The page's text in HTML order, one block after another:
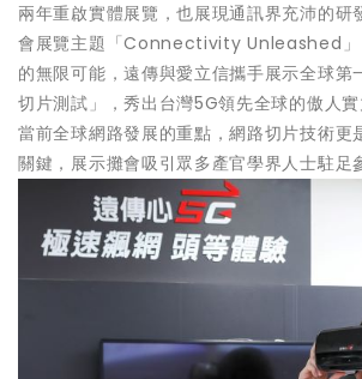
兩年重啟實體展覽，也展現通訊界充沛的研
會展覽主題「Connectivity Unleashed」
的無限可能，遠傳與愛立信攜手展示全球第
切片測試」，秀出台灣5G領先全球的傲人
當前全球網路發展的重點，網路切片技術更
關鍵，展示攤會吸引眾多產官學界人士駐足